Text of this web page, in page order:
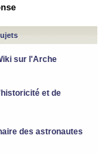
sur l'Arche
et de
des astronautes